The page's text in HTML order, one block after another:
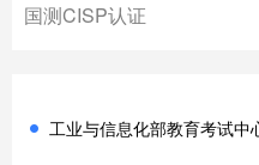
国测CISP认证
工业与信息化部教育考试中